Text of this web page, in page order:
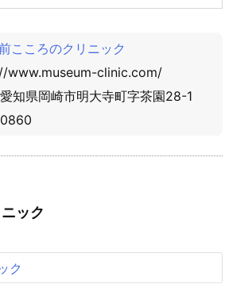
こころのクリニック
www.museum-clinic.com/
知県岡崎市明大寺町字茶園28-1
ック